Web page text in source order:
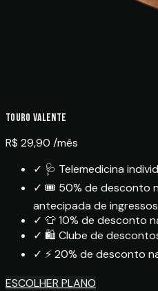
Touro Valente
R$ 29,90 /mês
✓ 🩺 Telemedicina
✓ 🎟️ 50% de desconto
antecipada de ingressos
✓ 👕 10% de desconto
✓ 🛍️ Clube de
✓ ⚡ 20% de desconto
ESCOLHER PLANO